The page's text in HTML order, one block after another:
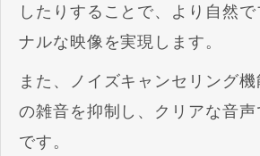
したりすることで、より自然で
ナルな映像を実現します。
また、ノイズキャンセリング
の雑音を抑制し、クリアな音
です。